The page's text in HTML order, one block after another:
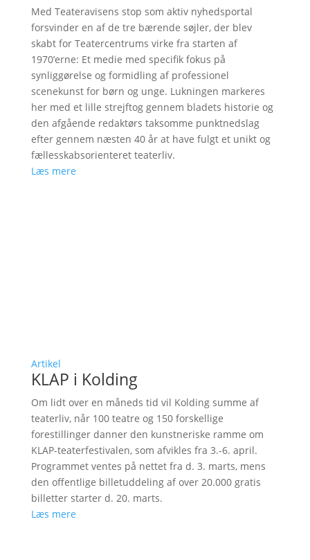
Med Teateravisens stop som aktiv nyhedsportal
forsvinder en af de tre bærende søjler, der blev
skabt for Teatercentrums virke fra starten af
1970’erne: Et medie med specifik fokus på
synliggørelse og formidling af professionel
scenekunst for børn og unge. Lukningen markeres
her med et lille strejftog gennem bladets historie og
den afgående redaktørs taksomme punktnedslag
efter gennem næsten 40 år at have fulgt et unikt og
fællesskabsorienteret teaterliv.
Læs mere
Artikel
KLAP i Kolding
Om lidt over en måneds tid vil Kolding summe af
teaterliv, når 100 teatre og 150 forskellige
forestillinger danner den kunstneriske ramme om
KLAP-teaterfestivalen, som afvikles fra 3.-6. april.
Programmet ventes på nettet fra d. 3. marts, mens
den offentlige billetuddeling af over 20.000 gratis
billetter starter d. 20. marts.
Læs mere